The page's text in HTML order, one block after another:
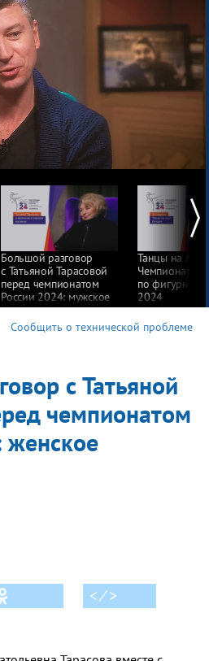
Большой разговор
с Татьяной Тарасовой
перед чемпионатом
России 2024: мужское
и парное катание
Танцы на
Чемпионат
по
2024
Сообщить о технической проблеме
с Татьяной
чемпионатом
женское
< ⁄ >